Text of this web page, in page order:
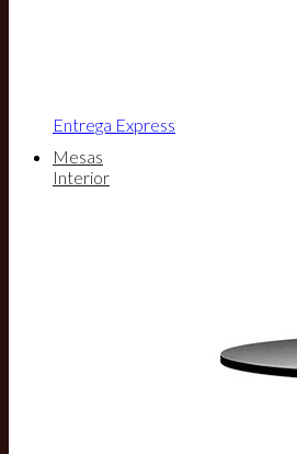
Entrega Express
Mesas
Interior